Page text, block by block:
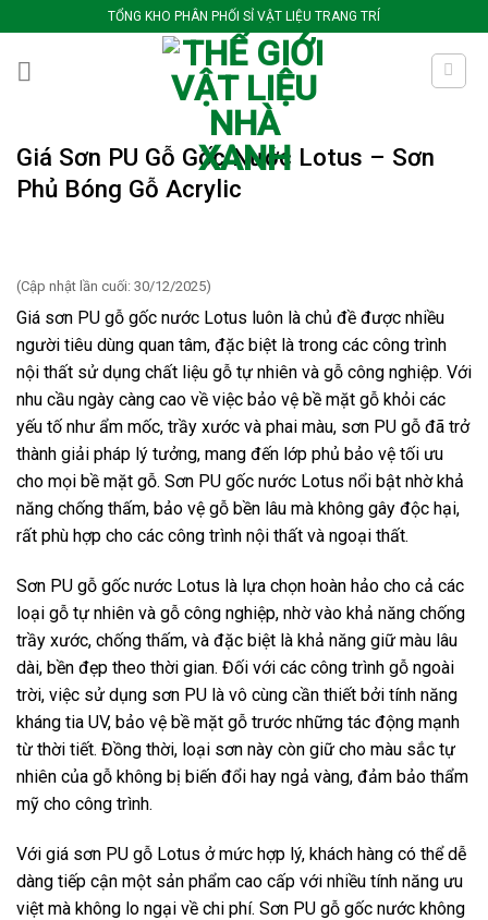
qua
nội
TỔNG KHO PHÂN PHỐI SỈ VẬT LIỆU TRANG TRÍ
Giá Sơn PU Gỗ Gốc Nước Lotus – Sơn
Phủ Bóng Gỗ Acrylic
(Cập nhật lần cuối: 30/12/2025)
Giá sơn PU gỗ gốc nước Lotus luôn là chủ đề được nhiều
người tiêu dùng quan tâm, đặc biệt là trong các công trình
nội thất sử dụng chất liệu gỗ tự nhiên và gỗ công nghiệp. Với
nhu cầu ngày càng cao về việc bảo vệ bề mặt gỗ khỏi các
yếu tố như ẩm mốc, trầy xước và phai màu, sơn PU gỗ đã trở
thành giải pháp lý tưởng, mang đến lớp phủ bảo vệ tối ưu
cho mọi bề mặt gỗ. Sơn PU gốc nước Lotus nổi bật nhờ khả
năng chống thấm, bảo vệ gỗ bền lâu mà không gây độc hại,
rất phù hợp cho các công trình nội thất và ngoại thất.
Sơn PU gỗ gốc nước Lotus là lựa chọn hoàn hảo cho cả các
loại gỗ tự nhiên và gỗ công nghiệp, nhờ vào khả năng chống
trầy xước, chống thấm, và đặc biệt là khả năng giữ màu lâu
dài, bền đẹp theo thời gian. Đối với các công trình gỗ ngoài
trời, việc sử dụng sơn PU là vô cùng cần thiết bởi tính năng
kháng tia UV, bảo vệ bề mặt gỗ trước những tác động mạnh
từ thời tiết. Đồng thời, loại sơn này còn giữ cho màu sắc tự
nhiên của gỗ không bị biến đổi hay ngả vàng, đảm bảo thẩm
mỹ cho công trình.
Với giá sơn PU gỗ Lotus ở mức hợp lý, khách hàng có thể dễ
dàng tiếp cận một sản phẩm cao cấp với nhiều tính năng ưu
việt mà không lo ngại về chi phí. Sơn PU gỗ gốc nước không